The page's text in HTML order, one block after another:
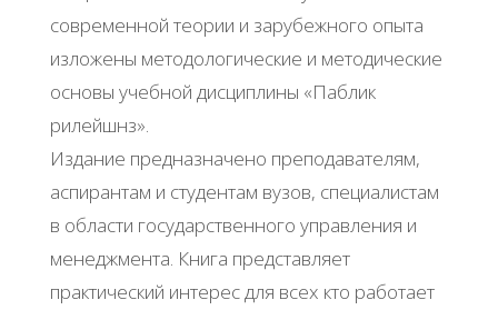
современной теории и зарубежного опыта
изложены методологические и методические
основы учебной дисциплины «Паблик
рилейшнз».
Издание предназначено преподавателям,
аспирантам и студентам вузов, специалистам
в области государственного управления и
менеджмента. Книга представляет
практический интерес для всех кто работает